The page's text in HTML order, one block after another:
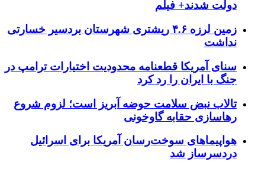
دولت شدند+ فیلم
زمین لرزه ۴.۶ ریشتری شهرستان بردسیر خسارتی
نداشت
سنای آمریکا قطعنامه محدودیت اختیارات ترامپ در
جنگ با ایران را رد کرد
تالاب نبض سلامت حوضه آبریز است؛ لزوم شروع
رهاسازی حقابه گاوخونی
هواپیماهای سوخت‌رسان آمریکا برای اسرائیل
دردسرساز شد